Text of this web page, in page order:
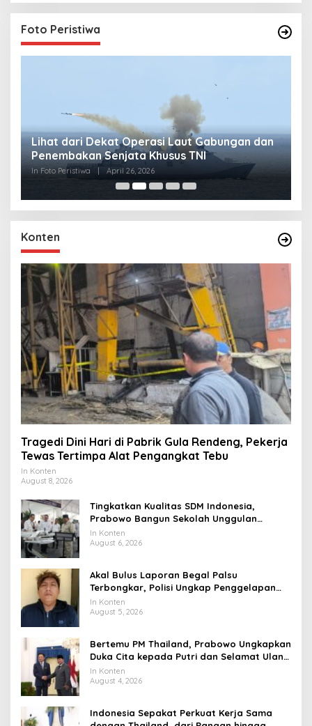
Foto Peristiwa
Lihat dari Dekat Operasi Laut Gabungan dan
Penembakan Senjata Khusus TNI
In Foto Peristiwa April 26, 2026
Konten
Tragedi Dini Hari di Pabrik Gula Rendeng, Pekerja
Tewas Tertimpa Alat Pengangkat Tebu
In Konten
August 8, 2026
Tingkatkan Kualitas SDM Indonesia,
Prabowo Bangun Sekolah Unggulan
hingga Undang Universitas Terbaik Dunia
In Konten
August 6, 2026
Akal Bulus Laporan Begal Palsu
Terbongkar, Polisi Ungkap Penggelapan
Uang Perusahaan untuk Crypto
In Konten
August 5, 2026
Bertemu PM Thailand, Prabowo Ungkapkan
Duka Cita kepada Putri dan Selamat Ulang
Tahun ke Raja Thailand
In Konten
August 4, 2026
Indonesia Sepakat Perkuat Kerja Sama